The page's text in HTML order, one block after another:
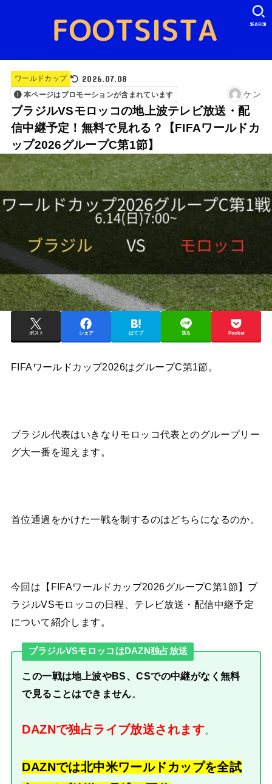
SEARCH
ワールドカップ 2026.07.08
本ページはプロモーションが含まれています ケン
ブラジルVSモロッコの地上波テレビ放送・配
信中継予定！無料で見れる？【FIFAワールドカ
ップ2026グループC第1節】
ポスト シェア はてブ 送る Pocket
FIFAワールドカップ2026はグループC第1節。
ブラジル代表はいきなりモロッコ代表とのグループリー
グ大一番を迎えます。
首位通過をかけた一戦を制するのはどちらになるのか。
今回は【FIFAワールドカップ2026グループC第1節】ブ
ラジルVSモロッコの日程、テレビ放送・配信中継予定
について紹介します。
ブラジルVSモロッコはDAZN独占放送
この一戦は地上波やBS、CSでの中継がなく無料
で見ることはできません
DAZNで独占ライブ放送されます。
DAZNでは北中米ワールドカップを全試